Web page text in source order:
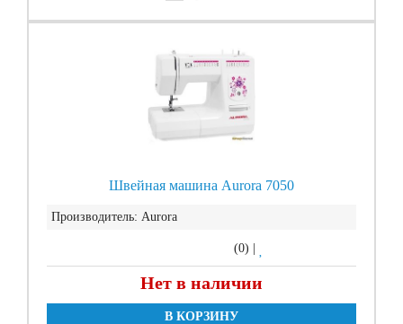
Швейная машина Aurora 7050
Производитель: Aurora
(0)
Нет в наличии
В КОРЗИНУ